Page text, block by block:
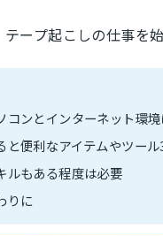
テープ起こしの仕事を
コンとインターネット環
と便利なアイテムやツール
ルもある程度は必要
りに